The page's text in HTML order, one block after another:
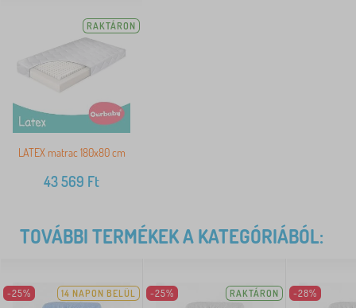
RAKTÁRON
LATEX matrac 180x80 cm
43 569 Ft
TOVÁBBI TERMÉKEK A KATEGÓRIÁBÓL:
-25% 14 NAPON BELÜL -25% RAKTÁRON -28%